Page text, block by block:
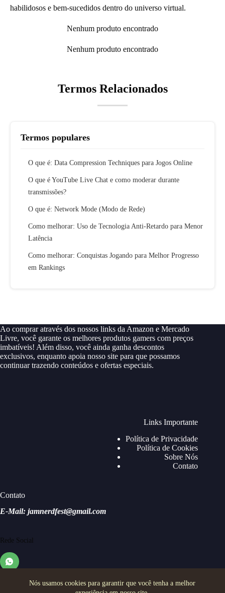
Nós usamos cookies para garantir que você tenha a melhor
habilidosos e bem-sucedidos dentro do universo virtual.
Nenhum produto encontrado
Nenhum produto encontrado
Termos Relacionados
Termos populares
O que é: Data Compression Techniques para Jogos Online
O que é YouTube Live Chat e como moderar durante
transmissões?
O que é: Network Mode (Modo de Rede)
Como melhorar: Uso de Tecnologia Anti-Retardo para Menor
Latência
Como melhorar: Conquistas Jogando para Melhor Progresso
em Rankings
Ao comprar através dos nossos links da Amazon e Mercado
Livre, você garante os melhores produtos gamers com preços
imbatíveis! Além disso, você ainda ganha descontos
exclusivos, enquanto apoia nosso site para que possamos
continuar trazendo conteúdos e ofertas especiais.
Links Importante
Política de Privacidade
Política de Cookies
Sobre Nós
Contato
Contato
E-Mail: jamnerdfest@gmail.com
Rede Social